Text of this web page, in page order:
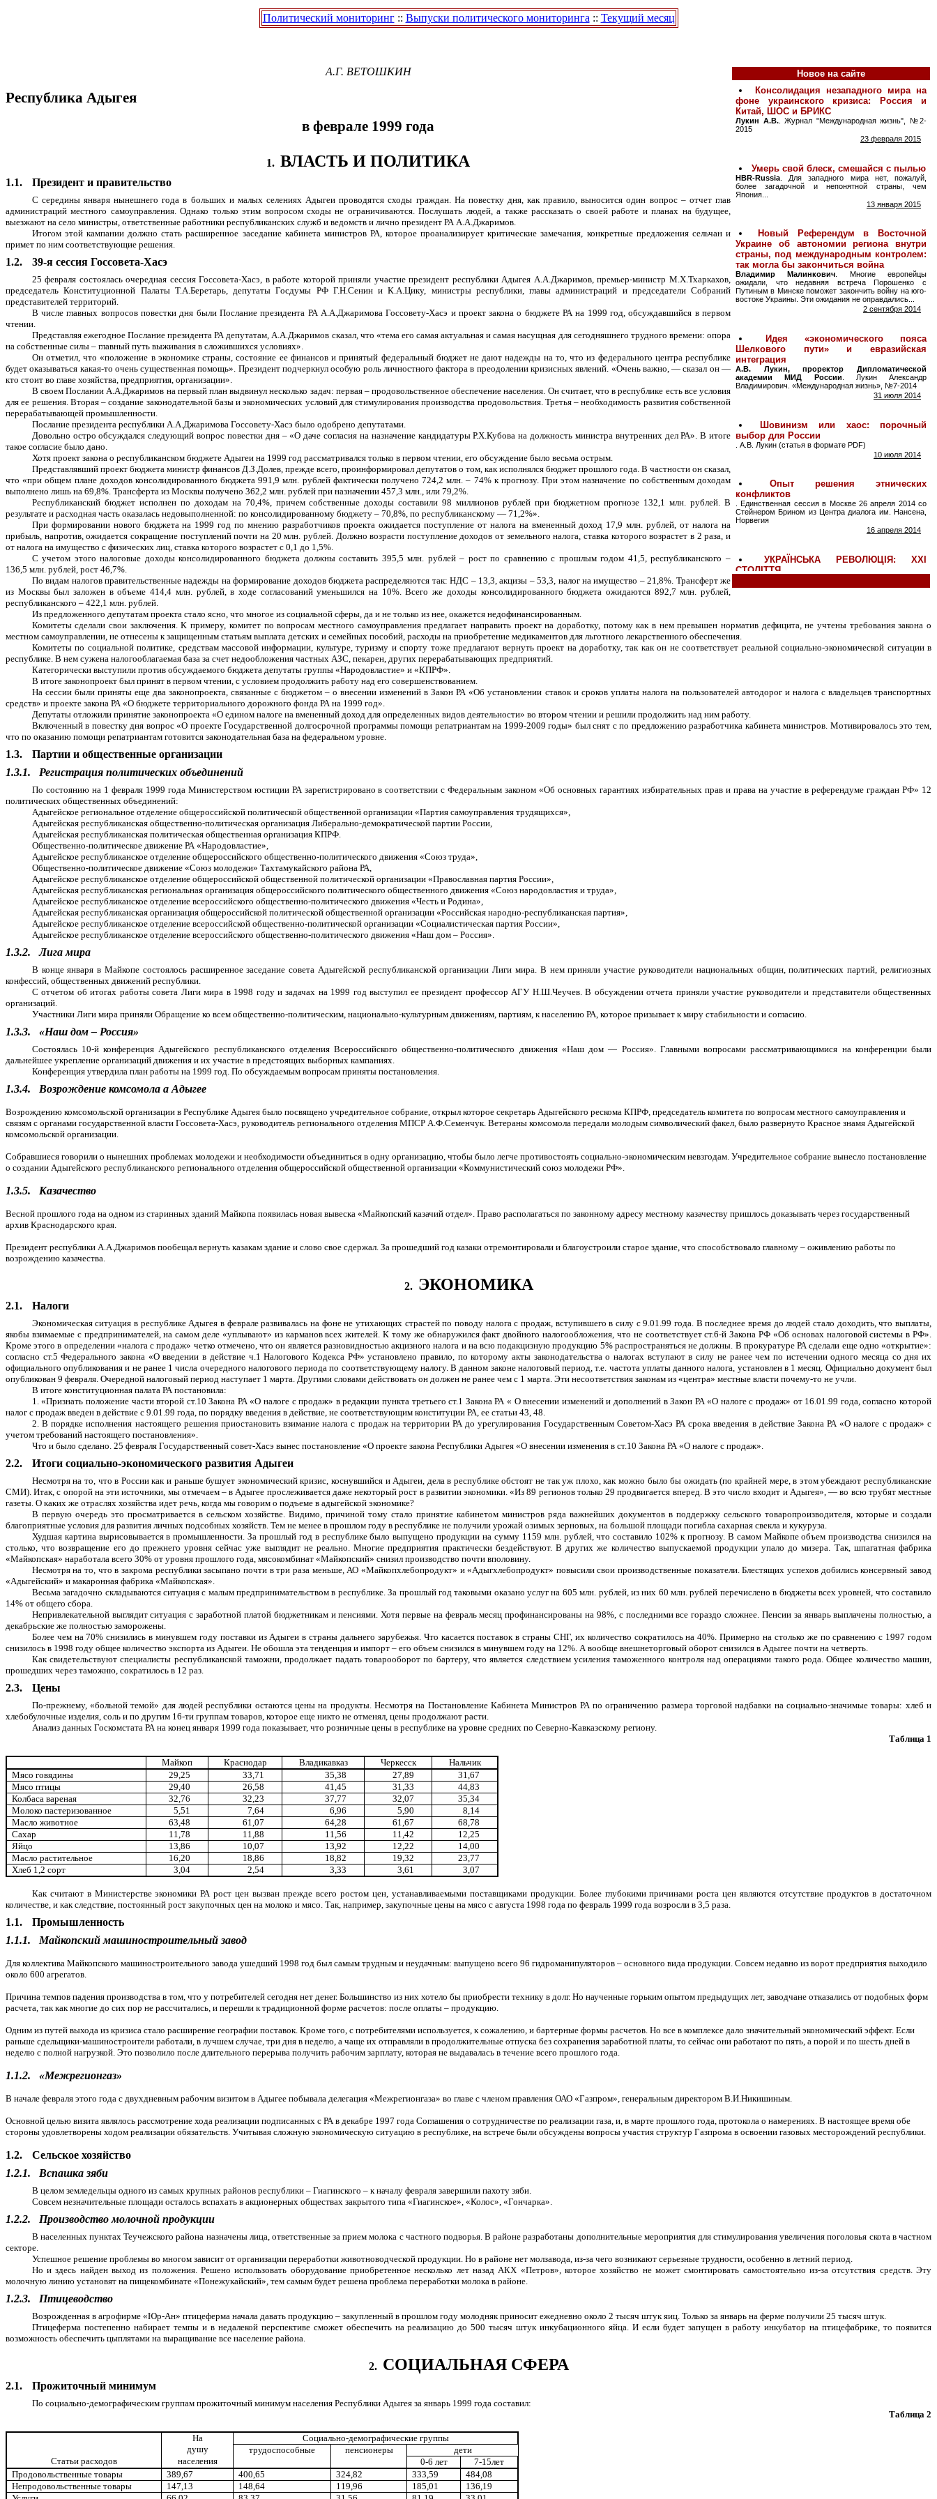
Политический мониторинг:: Выпуски политического мониторинга :: Текущий месяц
Новое на сайте
А.Г. ВЕТОШКИН
Республика Адыгея
в феврале 1999 года
1. ВЛАСТЬ И ПОЛИТИКА
1.1. Президент и правительство
С середины января нынешнего года в больших и малых селениях Адыгеи проводятся сходы граждан. На повестку дня, как правило, выносится один вопрос – отчет глав
администраций местного самоуправления. Однако только этим вопросом сходы не ограничиваются. Послушать людей, а также рассказать о своей работе и планах на будущее,
выезжают на село министры, ответственные работники республиканских служб и ведомств и лично президент РА А.А.Джаримов.
Итогом этой кампании должно стать расширенное заседание кабинета министров РА, которое проанализирует критические замечания, конкретные предложения сельчан и
примет по ним соответствующие решения.
1.2. 39-я сессия Госсовета-Хасэ
25 февраля состоялась очередная сессия Госсовета-Хасэ, в работе которой приняли участие президент республики Адыгея А.А.Джаримов, премьер-министр М.Х.Тхаркахов,
председатель Конституционной Палаты Т.А.Беретарь, депутаты Госдумы РФ Г.Н.Сенин и К.А.Цику, министры республики, главы администраций и председатели Собраний
представителей территорий.
В числе главных вопросов повестки дня были Послание президента РА А.А.Джаримова Госсовету-Хасэ и проект закона о бюджете РА на 1999 год, обсуждавшийся в первом
чтении.
Представляя ежегодное Послание президента РА депутатам, А.А.Джаримов сказал, что «тема его самая актуальная и самая насущная для сегодняшнего трудного времени: опора
на собственные силы – главный путь выживания в сложившихся условиях».
Он отметил, что «положение в экономике страны, состояние ее финансов и принятый федеральный бюджет не дают надежды на то, что из федерального центра республике
будет оказываться какая-то очень существенная помощь». Президент подчеркнул особую роль личностного фактора в преодолении кризисных явлений. «Очень важно, — сказал он —
кто стоит во главе хозяйства, предприятия, организации».
В своем Послании А.А.Джаримов на первый план выдвинул несколько задач: первая – продовольственное обеспечение населения. Он считает, что в республике есть все условия
для ее решения. Вторая – создание законодательной базы и экономических условий для стимулирования производства продовольствия. Третья – необходимость развития собственной
перерабатывающей промышленности.
Послание президента республики А.А.Джаримова Госсовету-Хасэ было одобрено депутатами.
Довольно остро обсуждался следующий вопрос повестки дня – «О даче согласия на назначение кандидатуры Р.Х.Кубова на должность министра внутренних дел РА». В итоге
такое согласие было дано.
Хотя проект закона о республиканском бюджете Адыгеи на 1999 год рассматривался только в первом чтении, его обсуждение было весьма острым.
Представлявший проект бюджета министр финансов Д.З.Долев, прежде всего, проинформировал депутатов о том, как исполнялся бюджет прошлого года. В частности он сказал,
что «при общем плане доходов консолидированного бюджета 991,9 млн. рублей фактически получено 724,2 млн. – 74% к прогнозу. При этом назначение по собственным доходам
выполнено лишь на 69,8%. Трансферта из Москвы получено 362,2 млн. рублей при назначении 457,3 млн., или 79,2%.
Республиканский бюджет исполнен по доходам на 70,4%, причем собственные доходы составили 98 миллионов рублей при бюджетном прогнозе 132,1 млн. рублей. В
результате и расходная часть оказалась недовыполненной: по консолидированному бюджету – 70,8%, по республиканскому — 71,2%».
При формировании нового бюджета на 1999 год по мнению разработчиков проекта ожидается поступление от налога на вмененный доход 17,9 млн. рублей, от налога на
прибыль, напротив, ожидается сокращение поступлений почти на 20 млн. рублей. Должно возрасти поступление доходов от земельного налога, ставка которого возрастет в 2 раза, и
от налога на имущество с физических лиц, ставка которого возрастет с 0,1 до 1,5%.
С учетом этого налоговые доходы консолидированного бюджета должны составить 395,5 млн. рублей – рост по сравнению с прошлым годом 41,5, республиканского –
136,5 млн. рублей, рост 46,7%.
По видам налогов правительственные надежды на формирование доходов бюджета распределяются так: НДС – 13,3, акцизы – 53,3, налог на имущество – 21,8%. Трансферт же
из Москвы был заложен в объеме 414,4 млн. рублей, в ходе согласований уменьшился на 10%. Всего же доходы консолидированного бюджета ожидаются 892,7 млн. рублей,
республиканского – 422,1 млн. рублей.
Из предложенного депутатам проекта стало ясно, что многое из социальной сферы, да и не только из нее, окажется недофинансированным.
Комитеты сделали свои заключения. К примеру, комитет по вопросам местного самоуправления предлагает направить проект на доработку, потому как в нем превышен норматив дефицита, не учтены требования закона о
местном самоуправлении, не отнесены к защищенным статьям выплата детских и семейных пособий, расходы на приобретение медикаментов для льготного лекарственного обеспечения.
Комитеты по социальной политике, средствам массовой информации, культуре, туризму и спорту тоже предлагают вернуть проект на доработку, так как он не соответствует реальной социально-экономической ситуации в
республике. В нем сужена налогооблагаемая база за счет недообложения частных АЗС, пекарен, других перерабатывающих предприятий.
Категорически выступили против обсуждаемого бюджета депутаты группы «Народовластие» и «КПРФ».
В итоге законопроект был принят в первом чтении, с условием продолжить работу над его совершенствованием.
На сессии были приняты еще два законопроекта, связанные с бюджетом – о внесении изменений в Закон РА «Об установлении ставок и сроков уплаты налога на пользователей автодорог и налога с владельцев транспортных
средств» и проекте закона РА «О бюджете территориального дорожного фонда РА на 1999 год».
Депутаты отложили принятие законопроекта «О едином налоге на вмененный доход для определенных видов деятельности» во втором чтении и решили продолжить над ним работу.
Включенный в повестку дня вопрос «О проекте Государственной долгосрочной программы помощи репатриантам на 1999-2009 годы» был снят с по предложению разработчика кабинета министров. Мотивировалось это тем,
что по оказанию помощи репатриантам готовится законодательная база на федеральном уровне.
1.3.
Партии и общественные организации
1.3.1.
Регистрация политических объединений
По состоянию на 1 февраля 1999 года Министерством юстиции РА зарегистрировано в соответствии с Федеральным законом «Об основных гарантиях избирательных прав и права на участие в референдуме граждан РФ» 12
политических общественных объединений:
Адыгейское региональное отделение общероссийской политической общественной организации «Партия самоуправления трудящихся»,
Адыгейская республиканская общественно-политическая организация Либерально-демократической партии России,
Адыгейская республиканская политическая общественная организация КПРФ.
Общественно-политическое движение РА «Народовластие»,
Адыгейское республиканское отделение общероссийского общественно-политического движения «Союз труда»,
Общественно-политическое движение «Союз молодежи» Тахтамукайского района РА,
Адыгейское республиканское отделение общероссийской общественной политической организации «Православная партия России»,
Адыгейская республиканская региональная организация общероссийского политического общественного движения «Союз народовластия и труда»,
Адыгейское республиканское отделение всероссийского общественно-политического движения «Честь и Родина»,
Адыгейская республиканская организация общероссийской политической общественной организации «Российская народно-республиканская партия»,
Адыгейское республиканское отделение всероссийской общественно-политической организации «Социалистическая партия России»,
Адыгейское республиканское отделение всероссийского общественно-политического движения «Наш дом – Россия».
1.3.2. Лига мира
В конце января в Майкопе состоялось расширенное заседание совета Адыгейской республиканской организации Лиги мира. В нем приняли участие руководители национальных общин, политических партий, религиозных
конфессий, общественных движений республики.
С отчетом об итогах работы совета Лиги мира в 1998 году и задачах на 1999 год выступил ее президент профессор АГУ Н.Ш.Чеучев. В обсуждении отчета приняли участие руководители и представители общественных
организаций.
Участники Лиги мира приняли Обращение ко всем общественно-политическим, национально-культурным движениям, партиям, к населению РА, которое призывает к миру стабильности и согласию.
1.3.3. «Наш дом – Россия»
Состоялась 10-й конференция Адыгейского республиканского отделения Всероссийского общественно-политического движения «Наш дом — Россия». Главными вопросами рассматривающимися на конференции были
дальнейшее укрепление организаций движения и их участие в предстоящих выборных кампаниях.
Конференция утвердила план работы на 1999 год. По обсуждаемым вопросам приняты постановления.
1.3.4. Возрождение комсомола а Адыгее
Возрождению комсомольской организации в Республике Адыгея было посвящено учредительное собрание, открыл которое секретарь Адыгейского рескома КПРФ, председатель комитета по вопросам местного самоуправления и
связям с органами государственной власти Госсовета-Хасэ, руководитель регионального отделения МПСР А.Ф.Семенчук. Ветераны комсомола передали молодым символический факел, было развернуто Красное знамя Адыгейской
комсомольской организации.
Собравшиеся говорили о нынешних проблемах молодежи и необходимости объединиться в одну организацию, чтобы было легче противостоять социально-экономическим невзгодам. Учредительное собрание вынесло постановление
о создании Адыгейского республиканского регионального отделения общероссийской общественной организации «Коммунистический союз молодежи РФ».
1.3.5. Казачество
Весной прошлого года на одном из старинных зданий Майкопа появилась новая вывеска «Майкопский казачий отдел». Право располагаться по законному адресу местному казачеству пришлось доказывать через государственный
архив Краснодарского края.
Президент республики А.А.Джаримов пообещал вернуть казакам здание и слово свое сдержал. За прошедший год казаки отремонтировали и благоустроили старое здание, что способствовало главному – оживлению работы по
возрождению казачества.
2. ЭКОНОМИКА
2.1. Налоги
Экономическая ситуация в республике Адыгея в феврале развивалась на фоне не утихающих страстей по поводу налога с продаж, вступившего в силу с 9.01.99 года. В последнее время до людей стало доходить, что выплаты,
якобы взимаемые с предпринимателей, на самом деле «уплывают» из карманов всех жителей. К тому же обнаружился факт двойного налогообложения, что не соответствует ст.6-й Закона РФ «Об основах налоговой системы в РФ».
Кроме этого в определении «налога с продаж» четко отмечено, что он является разновидностью акцизного налога и на всю подакцизную продукцию 5% распространяться не должны. В прокуратуре РА сделали еще одно «открытие»:
согласно ст.5 Федерального закона «О введении в действие ч.1 Налогового Кодекса РФ» установлено правило, по которому акты законодательства о налогах вступают в силу не ранее чем по истечении одного месяца со дня их
официального опубликования и не ранее 1 числа очередного налогового периода по соответствующему налогу. В данном законе налоговый период, т.е. частота уплаты данного налога, установлен в 1 месяц. Официально документ был
опубликован 9 февраля. Очередной налоговый период наступает 1 марта. Другими словами действовать он должен не ранее чем с 1 марта. Эти несоответствия законам из «центра» местные власти почему-то не учли.
В итоге конституционная палата РА постановила:
1. «Признать положение части второй ст.10 Закона РА «О налоге с продаж» в редакции пункта третьего ст.1 Закона РА « О внесении изменений и дополнений в Закон РА «О налоге с продаж» от 16.01.99 года, согласно которой
налог с продаж введен в действие с 9.01.99 года, по порядку введения в действие, не соответствующим конституции РА, ее статьи 43, 48.
2. В порядке исполнения настоящего решения приостановить взимание налога с продаж на территории РА до урегулирования Государственным Советом-Хасэ РА срока введения в действие Закона РА «О налоге с продаж» с
учетом требований настоящего постановления».
Что и было сделано. 25 февраля Государственный совет-Хасэ вынес постановление «О проекте закона Республики Адыгея «О внесении изменения в ст.10 Закона РА «О налоге с продаж».
2.2. Итоги социально-экономического развития Адыгеи
Несмотря на то, что в России как и раньше бушует экономический кризис, коснувшийся и Адыгеи, дела в республике обстоят не так уж плохо, как можно было бы ожидать (по крайней мере, в этом убеждают республиканские
СМИ). Итак, с опорой на эти источники, мы отмечаем – в Адыгее прослеживается даже некоторый рост в развитии экономики. «Из 89 регионов только 29 продвигается вперед. В это число входит и Адыгея», — во всю трубят местные
газеты. О каких же отраслях хозяйства идет речь, когда мы говорим о подъеме в адыгейской экономике?
В первую очередь это просматривается в сельском хозяйстве. Видимо, причиной тому стало принятие кабинетом министров ряда важнейших документов в поддержку сельского товаропроизводителя, которые и создали
благоприятные условия для развития личных подсобных хозяйств. Тем не менее в прошлом году в республике не получили урожай озимых зерновых, на большой площади погибла сахарная свекла и кукуруза.
Худшая картина вырисовывается в промышленности. За прошлый год в республике было выпущено продукции на сумму 1159 млн. рублей, что составило 102% к прогнозу. В самом Майкопе объем производства снизился на
столько, что возвращение его до прежнего уровня сейчас уже выглядит не реально. Многие предприятия практически бездействуют. В других же количество выпускаемой продукции упало до мизера. Так, шпагатная фабрика
«Майкопская» наработала всего 30% от уровня прошлого года, мясокомбинат «Майкопский» снизил производство почти вполовину.
Несмотря на то, что в закрома республики засыпано почти в три раза меньше, АО «Майкопхлебопродукт» и «Адыгхлебопродукт» повысили свои производственные показатели. Блестящих успехов добились консервный завод
«Адыгейский» и макаронная фабрика «Майкопская».
Весьма загадочно складываются ситуация с малым предпринимательством в республике. За прошлый год таковыми оказано услуг на 605 млн. рублей, из них 60 млн. рублей перечислено в бюджеты всех уровней, что составило
14% от общего сбора.
Непривлекательной выглядит ситуация с заработной платой бюджетникам и пенсиями. Хотя первые на февраль месяц профинансированы на 98%, с последними все гораздо сложнее. Пенсии за январь выплачены полностью, а
декабрьские же полностью заморожены.
Более чем на 70% снизились в минувшем году поставки из Адыгеи в страны дальнего зарубежья. Что касается поставок в страны СНГ, их количество сократилось на 40%. Примерно на столько же по сравнению с 1997 годом
снизилось в 1998 году общее количество экспорта из Адыгеи. Не обошла эта тенденция и импорт – его объем снизился в минувшем году на 12%. А вообще внешнеторговый оборот снизился в Адыгее почти на четверть.
Как свидетельствуют специалисты республиканской таможни, продолжает падать товарооборот по бартеру, что является следствием усиления таможенного контроля над операциями такого рода. Общее количество машин,
прошедших через таможню, сократилось в 12 раз.
2.3. Цены
По-прежнему, «больной темой» для людей республики остаются цены на продукты. Несмотря на Постановление Кабинета Министров РА по ограничению размера торговой надбавки на социально-значимые товары: хлеб и
хлебобулочные изделия, соль и по другим 16-ти группам товаров, которое еще никто не отменял, цены продолжают расти.
Анализ данных Госкомстата РА на конец января 1999 года показывает, что розничные цены в республике на уровне средних по Северно-Кавказскому региону.
Таблица 1
Майкоп Краснодар Владикавказ Черкесск
Нальчик
Мясо говядины
29,25 33,71 35,38 27,89
31,67
Мясо птицы
29,40 26,58 41,45 31,33
44,83
Колбаса вареная
32,76 32,23 37,77 32,07
35,34
Молоко пастеризованное
5,51 7,64 6,96 5,90
8,14
Масло животное
63,48 61,07 64,28 61,67
68,78
Сахар
11,78 11,88 11,56 11,42
12,25
Яйцо
13,86 10,07 13,92 12,22
14,00
Масло растительное
16,20 18,86 18,82 19,32
23,77
Хлеб 1,2 сорт
3,04 2,54 3,33 3,61 3,07
Как считают в Министерстве экономики РА рост цен вызван прежде всего ростом цен, устанавливаемыми поставщиками продукции. Более глубокими причинами роста цен являются отсутствие продуктов в достаточном
количестве, и как следствие, постоянный рост закупочных цен на молоко и мясо. Так, например, закупочные цены на мясо с августа 1998 года по февраль 1999 года возросли в 3,5 раза.
1.1.
Промышленность
1.1.1.
Майкопский машиностроительный завод
Для коллектива Майкопского машиностроительного завода ушедший 1998 год был самым трудным и неудачным: выпущено всего 96 гидроманипуляторов – основного вида продукции. Совсем недавно из ворот предприятия выходило
около 600 агрегатов.
Причина темпов падения производства в том, что у потребителей сегодня нет денег. Большинство из них хотело бы приобрести технику в долг. Но наученные горьким опытом предыдущих лет, заводчане отказались от подобных форм
расчета, так как многие до сих пор не рассчитались, и перешли к традиционной форме расчетов: после оплаты – продукцию.
Одним из путей выхода из кризиса стало расширение географии поставок. Кроме того, с потребителями используется, к сожалению, и бартерные формы расчетов. Но все в комплексе дало значительный экономический эффект. Если
раньше сдельщики-машиностроители работали, в лучшем случае, три дня в неделю, а чаще их отправляли в продолжительные отпуска без сохранения заработной платы, то сейчас они работают по пять, а порой и по шесть дней в
неделю с полной нагрузкой. Это позволило после длительного перерыва получить рабочим зарплату, которая не выдавалась в течение всего прошлого года.
1.1.2. «Межрегионгаз»
В начале февраля этого года с двухдневным рабочим визитом в Адыгее побывала делегация «Межрегионгаза» во главе с членом правления ОАО «Газпром», генеральным директором В.И.Никишиным.
Основной целью визита являлось рассмотрение хода реализации подписанных с РА в декабре 1997 года Соглашения о сотрудничестве по реализации газа, и, в марте прошлого года, протокола о намерениях. В настоящее время обе
стороны удовлетворены ходом реализации обязательств. Учитывая сложную экономическую ситуацию в республике, на встрече были обсуждены вопросы участия структур Газпрома в освоении газовых месторождений республики.
1.2.
Сельское хозяйство
1.2.1.
Вспашка зяби
В целом земледельцы одного из самых крупных районов республики – Гиагинского – к началу февраля завершили пахоту зяби.
Совсем незначительные площади осталось вспахать в акционерных обществах закрытого типа «Гиагинское», «Колос», «Гончарка».
1.2.2. Производство молочной продукции
В населенных пунктах Теучежского района назначены лица, ответственные за прием молока с частного подворья. В районе разработаны дополнительные мероприятия для стимулирования увеличения поголовья скота в частном
секторе.
Успешное решение проблемы во многом зависит от организации переработки животноводческой продукции. Но в районе нет молзавода, из-за чего возникают серьезные трудности, особенно в летний период.
Но и здесь найден выход из положения. Решено использовать оборудование приобретенное несколько лет назад АКХ «Петров», которое хозяйство не может смонтировать самостоятельно из-за отсутствия средств. Эту
молочную линию установят на пищекомбинате «Понежукайский», тем самым будет решена проблема переработки молока в районе.
1.2.3. Птицеводство
Возрожденная в агрофирме «Юр-Ан» птицеферма начала давать продукцию – закупленный в прошлом году молодняк приносит ежедневно около 2 тысяч штук яиц. Только за январь на ферме получили 25 тысяч штук.
Птицеферма постепенно набирает темпы и в недалекой перспективе сможет обеспечить на реализацию до 500 тысяч штук инкубационного яйца. И если будет запущен в работу инкубатор на птицефабрике, то появится
возможность обеспечить цыплятами на выращивание все население района.
2. СОЦИАЛЬНАЯ СФЕРА
2.1. Прожиточный минимум
По социально-демографическим группам прожиточный минимум населения Республики Адыгея за январь 1999 года составил:
Таблица 2
На
Социально-демографические группы
душу
трудоспособные пенсионеры
дети
Статьи расходов
населения 0-6 лет
7-15лет
Продовольственные товары
389,67 400,65 324,82 333,59
484,08
Непродовольственные товары
147,13 148,64 119,96 185,01
136,19